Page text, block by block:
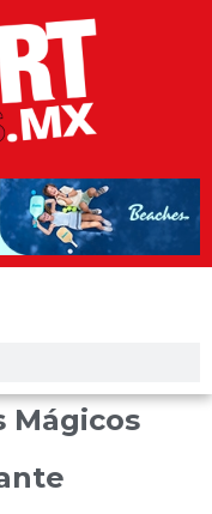
Mágicos